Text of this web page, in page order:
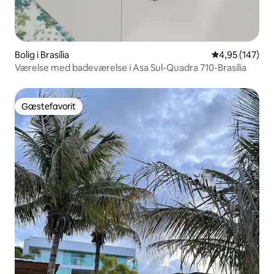
Bolig i Brasília 4,95 ud af 5 i
4,95 (147)
Værelse med badeværelse i Asa Sul-Quadra 710-Brasília
Gæstefavorit
Gæstefavorit